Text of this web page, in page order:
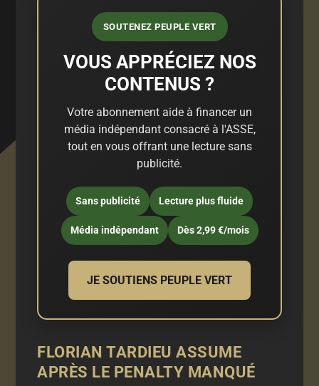
SOUTENEZ PEUPLE VERT
VOUS APPRÉCIEZ NOS
CONTENUS ?
Votre abonnement aide à financer un
média indépendant consacré à l'ASSE,
tout en vous offrant une lecture sans
publicité.
Sans publicité Lecture plus fluide
Média indépendant Dès 2,99 €/mois
JE SOUTIENS PEUPLE VERT
FLORIAN TARDIEU ASSUME
APRÈS LE PENALTY MANQUÉ